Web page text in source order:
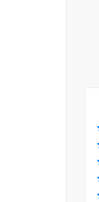
날 남
어라?
혹독
자식
그 세
엄마